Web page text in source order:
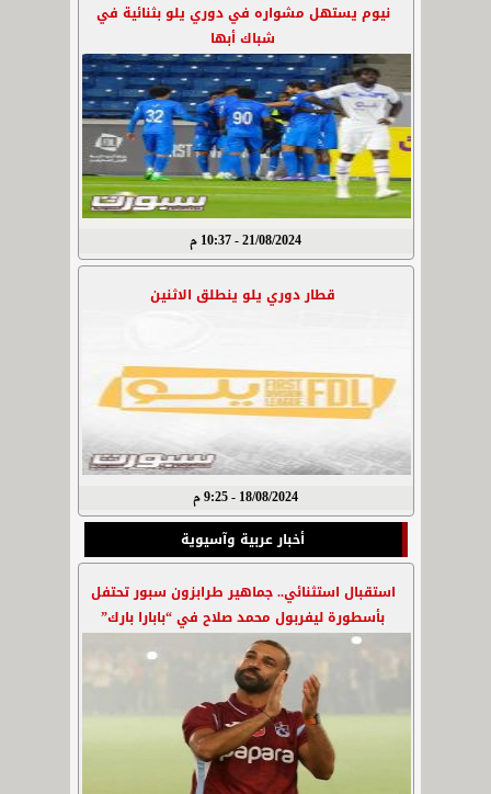
نيوم يستهل مشواره في دوري يلو بثنائية في
شباك أبها
21/08/2024 - 10:37 م
قطار دوري يلو ينطلق الاثنين
18/08/2024 - 9:25 م
أخبار عربية وآسيوية
استقبال استثنائي.. جماهير طرابزون سبور تحتفل
بأسطورة ليفربول محمد صلاح في “بابارا بارك”